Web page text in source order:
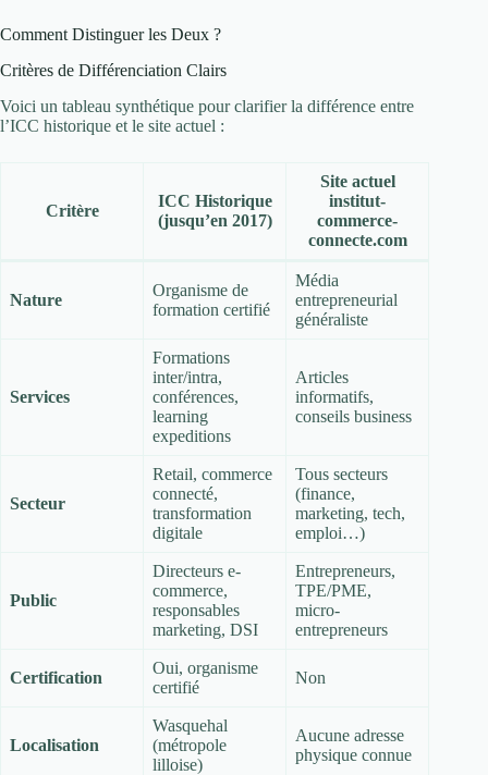
Comment Distinguer les Deux ?
Critères de Différenciation Clairs
Voici un tableau synthétique pour clarifier la différence entre
l’ICC historique et le site actuel :
Critère
ICC Historique
(jusqu’en 2017)
Site actuel
institut-
commerce-
connecte.com
Nature
Organisme de
formation certifié
Média
entrepreneurial
généraliste
Services
Formations
inter/intra,
conférences,
learning
expeditions
Articles
informatifs,
conseils business
Secteur
Retail, commerce
connecté,
transformation
digitale
Tous secteurs
(finance,
marketing, tech,
emploi…)
Public
Directeurs e-
commerce,
responsables
marketing, DSI
Entrepreneurs,
TPE/PME,
micro-
entrepreneurs
Certification
Oui, organisme
certifié
Non
Localisation
Wasquehal
(métropole
lilloise)
Aucune adresse
physique connue